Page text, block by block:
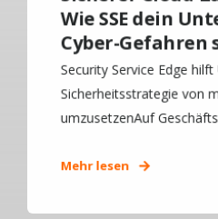
Wie SSE dein
Cyber-Gefahren
Security Service Edge
Sicherheitsstrategie von
umzusetzenAuf
Mehr lesen